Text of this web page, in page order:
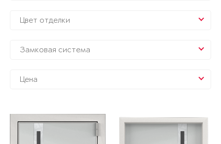
Цвет отделки
Замковая система
Цена